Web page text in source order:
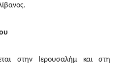
στην Ιερουσαλήμ και στη